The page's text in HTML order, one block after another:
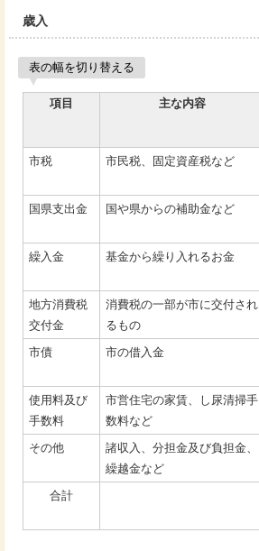
歳入
表の幅を切り替える
項目 主な内容
市税
市民税、固定資産税など
国県支出金 国や県からの補助金など
繰入金 基金から繰り入れるお金
地方消費税
交付金
消費税の一部が市に交付され
るもの
市債 市の借入金
使用料及び
手数料
市営住宅の家賃、し尿清掃手
数料など
その他
諸収入、分担金及び負担金、
繰越金など
合計